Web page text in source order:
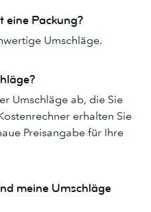
eine Packung?
Umschläge.
Umschläge ab, die Sie
erhalten Sie
Preisangabe für Ihre
meine Umschläge